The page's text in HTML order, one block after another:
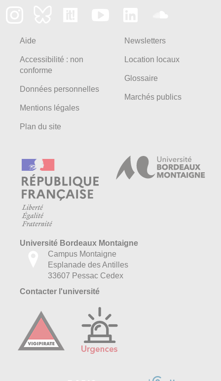
Aide
Accessibilité : non
conforme
Données personnelles
Mentions légales
Plan du site
Newsletters
Location locaux
Glossaire
Marchés publics
Université Bordeaux Montaigne
Campus Montaigne
Esplanade des Antilles
33607 Pessac Cedex
Contacter l'université